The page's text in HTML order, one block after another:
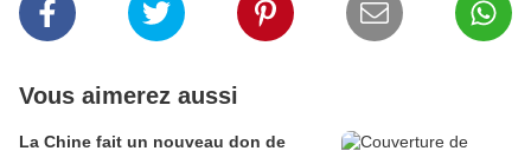
Vous aimerez aussi
La Chine fait un nouveau don de